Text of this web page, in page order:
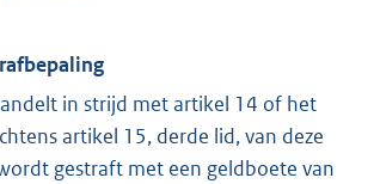
in strijd met artikel 14 of het
artikel 15, derde lid, van deze
gestraft met een geldboete van